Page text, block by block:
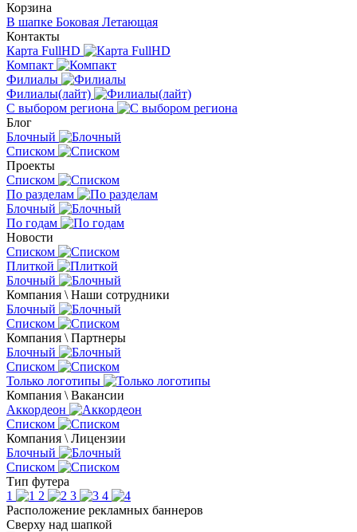
Корзина
В шапке Боковая Летающая
Контакты
Карта FullHD
Компакт
Филиалы
Филиалы(лайт)
С выбором региона
Блог
Блочный
Списком
Проекты
Списком
По разделам
Блочный
По годам
Новости
Списком
Плиткой
Блочный
Компания \ Наши сотрудники
Блочный
Списком
Компания \ Партнеры
Блочный
Списком
Только логотипы
Компания \ Вакансии
Аккордеон
Списком
Компания \ Лицензии
Блочный
Списком
Тип футера
1
2 3
4
Расположение рекламных баннеров
Сверху над шапкой